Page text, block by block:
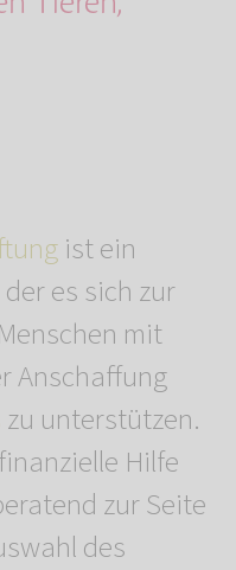
ist ein
es sich zur
mit
Anschaffung
zu unterstützen.
Hilfe
zur Seite
des